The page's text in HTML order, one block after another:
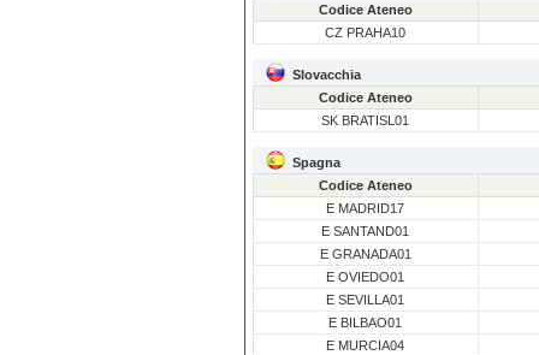
Codice Ateneo
CZ PRAHA10
Slovacchia
Codice Ateneo
SK BRATISL01
Spagna
Codice Ateneo
E MADRID17
E SANTAND01
E GRANADA01
E OVIEDO01
E SEVILLA01
E BILBAO01
E MURCIA04